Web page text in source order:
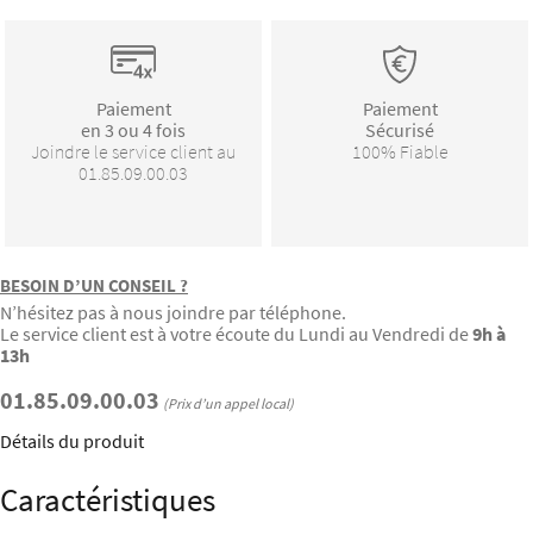
Paiement
en 3 ou 4 fois
Joindre le service client au
01.85.09.00.03
Paiement
Sécurisé
100% Fiable
BESOIN D’UN CONSEIL ?
N’hésitez pas à nous joindre par téléphone.
Le service client est à votre écoute du Lundi au Vendredi de9h à
13h
01.85.09.00.03 (Prix d’un appel local)
Détails du produit
Caractéristiques